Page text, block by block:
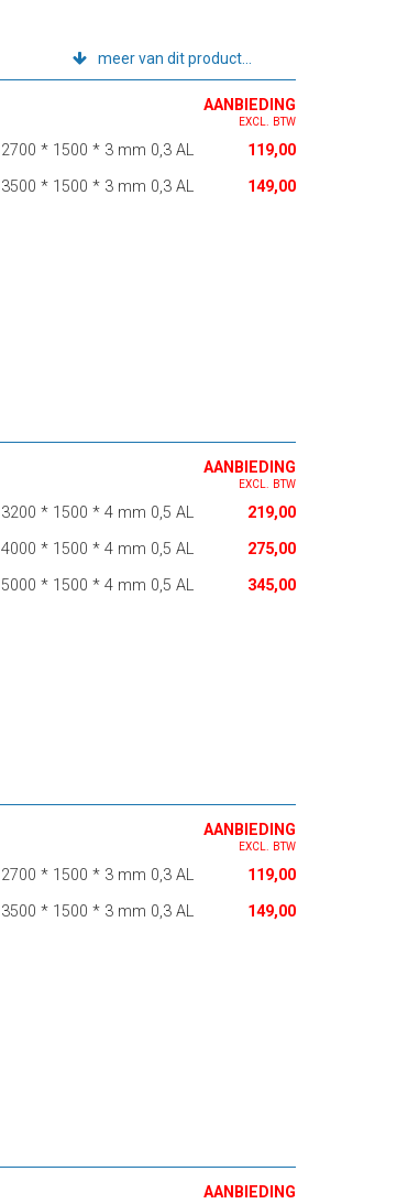
meer van dit product...
AANBIEDING
EXCL. BTW
2700 * 1500 * 3 mm 0,3 AL
119,00
3500 * 1500 * 3 mm 0,3 AL
149,00
AANBIEDING
EXCL. BTW
3200 * 1500 * 4 mm 0,5 AL
219,00
4000 * 1500 * 4 mm 0,5 AL
275,00
5000 * 1500 * 4 mm 0,5 AL
345,00
AANBIEDING
EXCL. BTW
2700 * 1500 * 3 mm 0,3 AL
119,00
3500 * 1500 * 3 mm 0,3 AL
149,00
AANBIEDING